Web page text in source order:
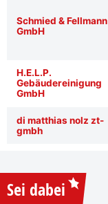
Schmied & Fellmann
GmbH
H.E.L.P.
Gebäudereinigung
GmbH
di matthias nolz zt-
gmbh
Sei dabei